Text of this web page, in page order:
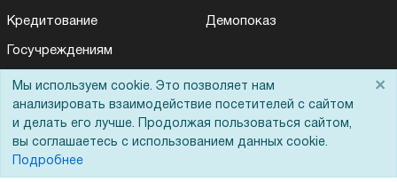
Кредитование
Госучреждениям
Тендеры
Бренды
ЭДО
Демопоказ
Мы используем cookie. Это позволяет нам
анализировать взаимодействие посетителей с сайтом
и делать его лучше. Продолжая пользоваться сайтом,
вы соглашаетесь с использованием данных cookie.
Подробнее
×
Для Вас доступно эксклюзивное приложение при
заказе этого товара
Получить скидку Не показывать